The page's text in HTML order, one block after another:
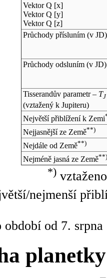
Vektor Q [x]
Vektor Q [y]
Vektor Q [z]
Průchody přísluním (v JD)
Průchody odsluním (v JD)
Tisserandův parametr – TJ
(vztažený k Jupiteru)
Největší přiblížení k Zemi
Nejjasnější ze Země**)
Nejdále od Země**)
Nejméně jasná ze Země**)
*)
nejmenší
od 7.